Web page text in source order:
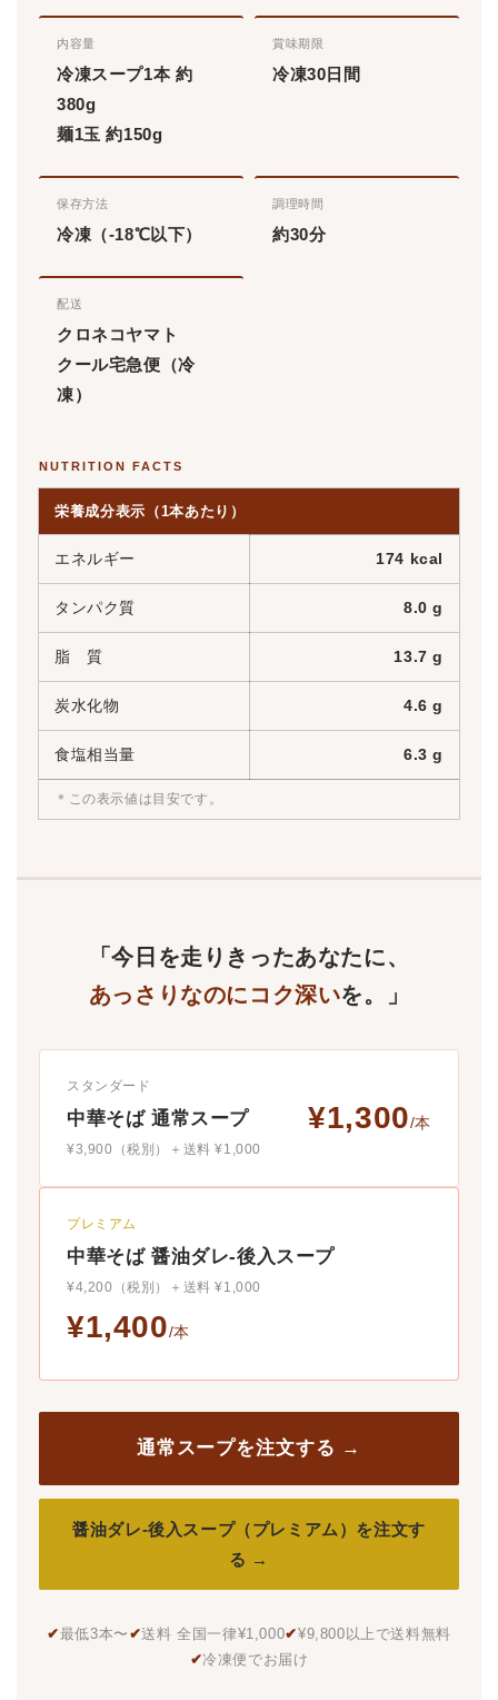
内容量
冷凍スープ1本 約
380g
麺1玉 約150g
賞味期限
冷凍30日間
保存方法
冷凍（-18℃以下）
調理時間
約30分
配送
クロネコヤマト
クール宅急便（冷
凍）
NUTRITION FACTS
栄養成分表示（1本あたり）
エネルギー 174 kcal
タンパク質 8.0 g
脂 質 13.7 g
炭水化物 4.6 g
食塩相当量 6.3 g
＊この表示値は目安です。
「今日を走りきったあなたに、
あっさりなのにコク深いを。」
スタンダード
中華そば 通常スープ
¥3,900（税別）＋送料 ¥1,000
¥1,300/本
プレミアム
中華そば 醤油ダレ-後入スープ
¥4,200（税別）＋送料 ¥1,000
¥1,400/本
通常スープを注文する →
醤油ダレ-後入スープ（プレミアム）を注文す
る →
✔最低3本〜 ✔送料 全国一律¥1,000✔¥9,800以上で送料無料
✔冷凍便でお届け